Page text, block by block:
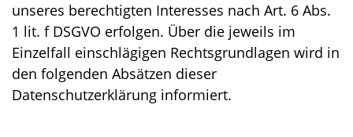
unseres berechtigten Interesses nach Art. 6 Abs.
1 lit. f DSGVO erfolgen. Über die jeweils im
Einzelfall einschlägigen Rechtsgrundlagen wird in
den folgenden Absätzen dieser
Datenschutzerklärung informiert.